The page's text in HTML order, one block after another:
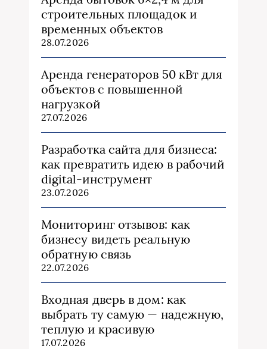
строительных площадок и
временных объектов
28.07.2026
Аренда генераторов 50 кВт для
объектов с повышенной
нагрузкой
27.07.2026
Разработка сайта для бизнеса:
как превратить идею в рабочий
digital-инструмент
23.07.2026
Мониторинг отзывов: как
бизнесу видеть реальную
обратную связь
22.07.2026
Входная дверь в дом: как
выбрать ту самую — надежную,
теплую и красивую
17.07.2026